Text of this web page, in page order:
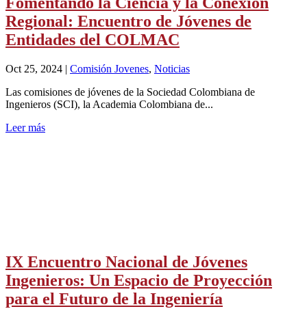
Regional: Encuentro de Jóvenes de
Entidades del COLMAC
Oct 25, 2024 | Comisión Jovenes, Noticias
Las comisiones de jóvenes de la Sociedad Colombiana de
Ingenieros (SCI), la Academia Colombiana de...
Leer más
IX Encuentro Nacional de Jóvenes
Ingenieros: Un Espacio de Proyección
para el Futuro de la Ingeniería